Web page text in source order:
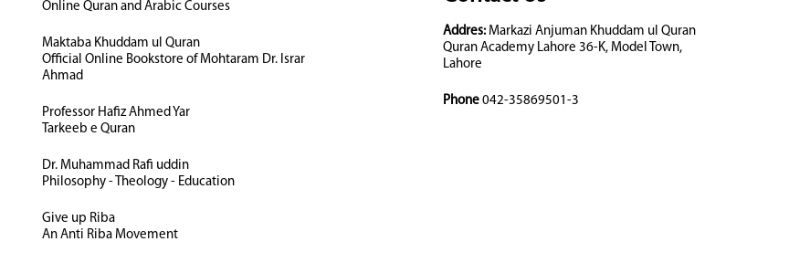
Addres:Markazi Anjuman Khuddam ul Quran
Quran Academy Lahore 36-K, Model Town,
Lahore
Phone 042-35869501-3
Online Quran and Arabic Courses
Maktaba Khuddam ul Quran
Official Online Bookstore of Mohtaram Dr. Israr
Ahmad
Professor Hafiz Ahmed Yar
Tarkeeb e Quran
Dr. Muhammad Rafi uddin
Philosophy - Theology - Education
Give up Riba
An Anti Riba Movement